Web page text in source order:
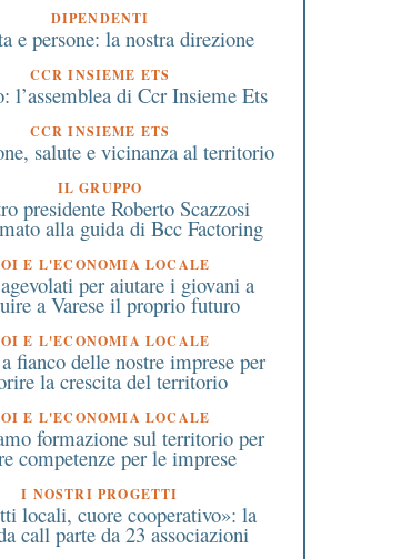
il credito di
i dispositivi di
24 Gennaio 2022
Nuovi strumenti Inps
l’inclusione dedicati
DIPENDENTI
e persone: la nostra direzione
CCR INSIEME ETS
l’assemblea di Ccr Insieme Ets
CCR INSIEME ETS
salute e vicinanza al territorio
IL GRUPPO
presidente Roberto Scazzosi
alla guida di Bcc Factoring
E L'ECONOMIA LOCALE
per aiutare i giovani a
a Varese il proprio futuro
E L'ECONOMIA LOCALE
fianco delle nostre imprese per
la crescita del territorio
E L'ECONOMIA LOCALE
formazione sul territorio per
competenze per le imprese
I NOSTRI PROGETTI
locali, cuore cooperativo»: la
call parte da 23 associazioni